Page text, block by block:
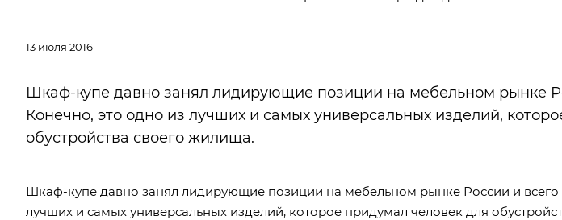
13 июля 2016
Шкаф-купе давно занял лидирующие позиции на мебельном рынке
Конечно, это одно из лучших и самых универсальных изделий,
обустройства своего жилища.
Шкаф-купе давно занял лидирующие позиции на мебельном рынке России и всего
лучших и самых универсальных изделий, которое придумал человек для